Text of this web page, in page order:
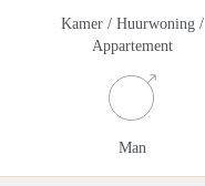
Kamer / Huurwoning /
Appartement
Man